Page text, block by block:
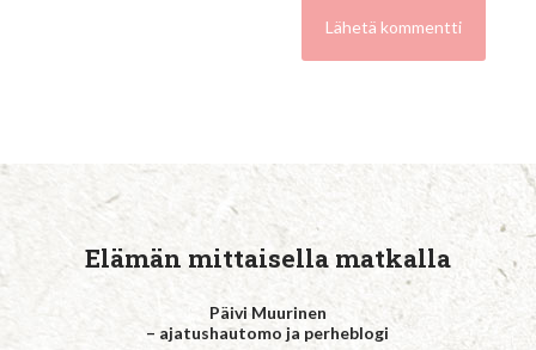
Elämän mittaisella matkalla
Päivi Muurinen
– ajatushautomo ja perheblogi